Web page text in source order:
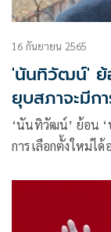
16 กันยายน 2565
'นันทิวัฒน์' ย้
ยุบสภาจะมีก
‘นันทิวัฒน์’ ย้อน ‘
การเลือกตั้งใหม่ได้อย่างไร การแก้ไขรธน.ยังไ
สุญญากาศ นายกฯ